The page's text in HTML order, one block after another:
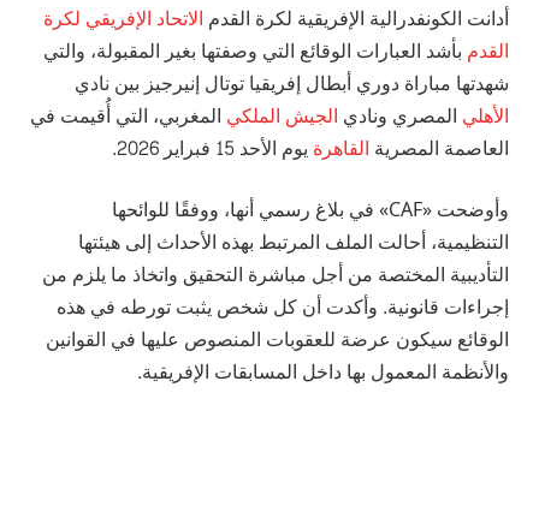
أدانت الكونفدرالية الإفريقية لكرة القدم الاتحاد الإفريقي لكرة
القدم بأشد العبارات الوقائع التي وصفتها بغير المقبولة، والتي
شهدتها مباراة دوري أبطال إفريقيا توتال إنيرجيز بين نادي
الأهلي المصري ونادي الجيش الملكي المغربي، التي أُقيمت في
العاصمة المصرية القاهرةيوم الأحد 15 فبراير 2026.
وأوضحت «CAF» في بلاغ رسمي أنها، ووفقًا للوائحها
التنظيمية، أحالت الملف المرتبط بهذه الأحداث إلى هيئتها
التأديبية المختصة من أجل مباشرة التحقيق واتخاذ ما يلزم من
إجراءات قانونية. وأكدت أن كل شخص يثبت تورطه في هذه
الوقائع سيكون عرضة للعقوبات المنصوص عليها في القوانين
والأنظمة المعمول بها داخل المسابقات الإفريقية.